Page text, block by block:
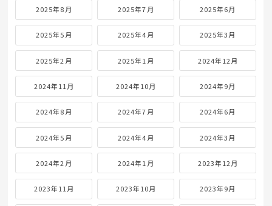
2025年8月 2025年7月 2025年6月
2025年5月 2025年4月 2025年3月
2025年2月 2025年1月 2024年12月
2024年11月 2024年10月 2024年9月
2024年8月 2024年7月 2024年6月
2024年5月 2024年4月 2024年3月
2024年2月 2024年1月 2023年12月
2023年11月 2023年10月 2023年9月